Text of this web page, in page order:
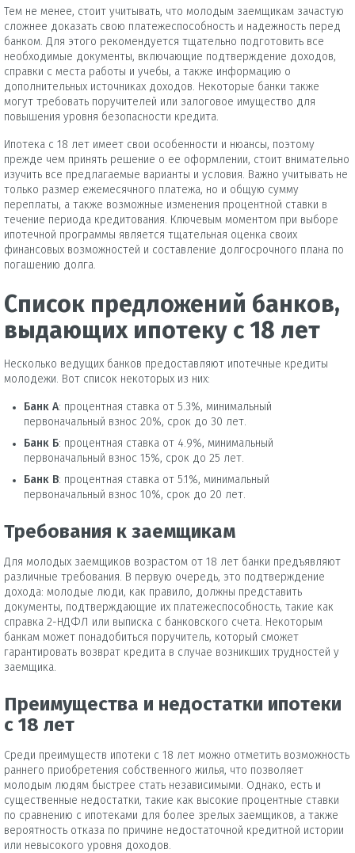
Тем не менее, стоит учитывать, что молодым заемщикам зачастую
сложнее доказать свою платежеспособность и надежность перед
банком. Для этого рекомендуется тщательно подготовить все
необходимые документы, включающие подтверждение доходов,
справки с места работы и учебы, а также информацию о
дополнительных источниках доходов. Некоторые банки также
могут требовать поручителей или залоговое имущество для
повышения уровня безопасности кредита.
Ипотека с 18 лет имеет свои особенности и нюансы, поэтому
прежде чем принять решение о ее оформлении, стоит внимательно
изучить все предлагаемые варианты и условия. Важно учитывать не
только размер ежемесячного платежа, но и общую сумму
переплаты, а также возможные изменения процентной ставки в
течение периода кредитования. Ключевым моментом при выборе
ипотечной программы является тщательная оценка своих
финансовых возможностей и составление долгосрочного плана по
погашению долга.
Список предложений банков,
выдающих ипотеку с 18 лет
Несколько ведущих банков предоставляют ипотечные кредиты
молодежи. Вот список некоторых из них:
Банк А: процентная ставка от 5.3%, минимальный
первоначальный взнос 20%, срок до 30 лет.
Банк Б: процентная ставка от 4.9%, минимальный
первоначальный взнос 15%, срок до 25 лет.
Банк В: процентная ставка от 5.1%, минимальный
первоначальный взнос 10%, срок до 20 лет.
Требования к заемщикам
Для молодых заемщиков возрастом от 18 лет банки предъявляют
различные требования. В первую очередь, это подтверждение
дохода: молодые люди, как правило, должны представить
документы, подтверждающие их платежеспособность, такие как
справка 2-НДФЛ или выписка с банковского счета. Некоторым
банкам может понадобиться поручитель, который сможет
гарантировать возврат кредита в случае возникших трудностей у
заемщика.
Преимущества и недостатки ипотеки
с 18 лет
Среди преимуществ ипотеки с 18 лет можно отметить возможность
раннего приобретения собственного жилья, что позволяет
молодым людям быстрее стать независимыми. Однако, есть и
существенные недостатки, такие как высокие процентные ставки
по сравнению с ипотеками для более зрелых заемщиков, а также
вероятность отказа по причине недостаточной кредитной истории
или невысокого уровня доходов.